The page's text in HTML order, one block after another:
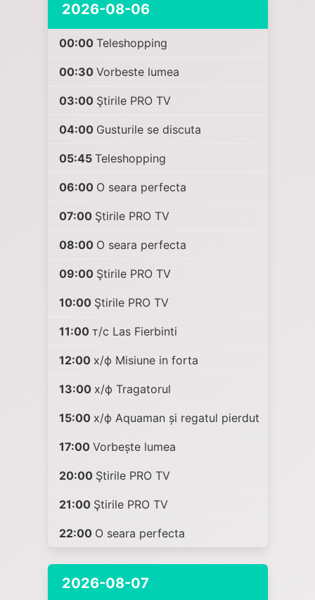
2026-08-06
00:00 Teleshopping
00:30 Vorbeste lumea
03:00 Ştirile PRO TV
04:00 Gusturile se discuta
05:45 Teleshopping
06:00 O seara perfecta
07:00 Ştirile PRO TV
08:00 O seara perfecta
09:00 Ştirile PRO TV
10:00 Ştirile PRO TV
11:00 т/с Las Fierbinti
12:00 х/ф Misiune in forta
13:00 х/ф Tragatorul
15:00 х/ф Aquaman și regatul pierdut
17:00 Vorbește lumea
20:00 Ştirile PRO TV
21:00 Ştirile PRO TV
22:00 O seara perfecta
2026-08-07